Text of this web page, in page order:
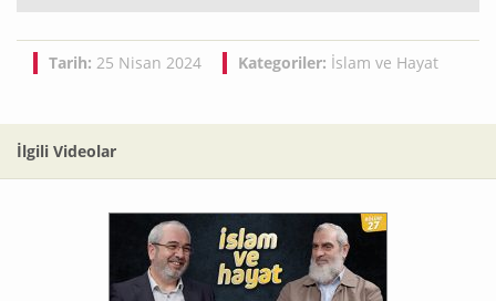
Tarih: 25 Nisan 2024 Kategoriler: İslam ve Hayat
İlgili Videolar